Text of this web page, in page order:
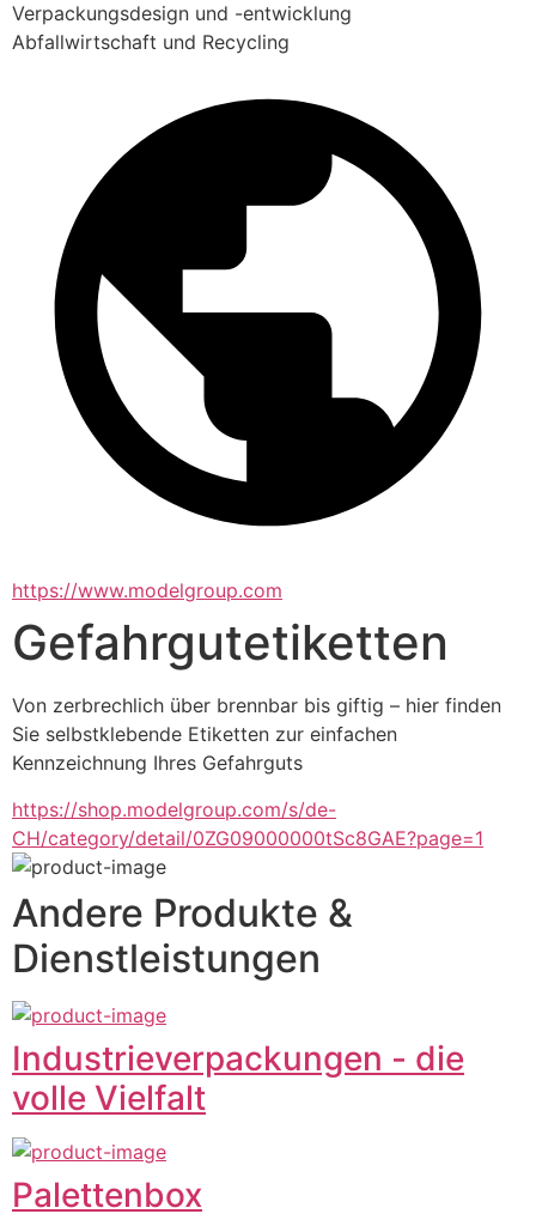
Verpackungsdesign und -entwicklung
Abfallwirtschaft und Recycling
https://www.modelgroup.com
Gefahrgutetiketten
Von zerbrechlich über brennbar bis giftig – hier finden
Sie selbstklebende Etiketten zur einfachen
Kennzeichnung Ihres Gefahrguts
https://shop.modelgroup.com/s/de-
CH/category/detail/0ZG09000000tSc8GAE?page=1
Andere Produkte &
Dienstleistungen
Industrieverpackungen - die
volle Vielfalt
Palettenbox